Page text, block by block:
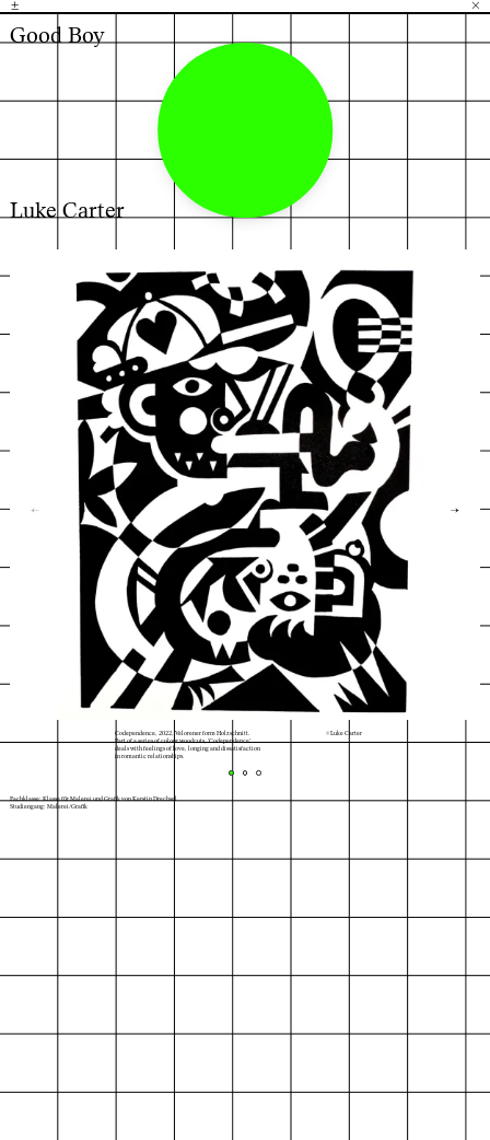
± ×
Good Boy
Luke Carter
Codependence, 2022, Velorener form Holzschnitt.
Part of a series of colour woodcuts, 'Codependence'
deals with feelings of love, longing and dissatisfaction
in romantic relationships.
© Luke Carter
→
←
Fachklasse: Klasse für Malerei und Grafik von Kerstin Drechsel
Studiengang: Malerei/Grafik
H B
Index Karte